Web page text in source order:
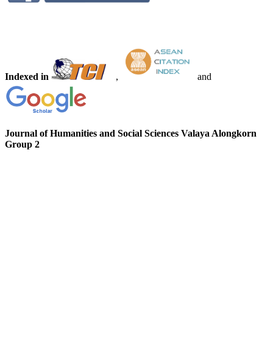
Indexed in , and
Journal of Humanities and Social Sciences Valaya Alongkorn
Group 2